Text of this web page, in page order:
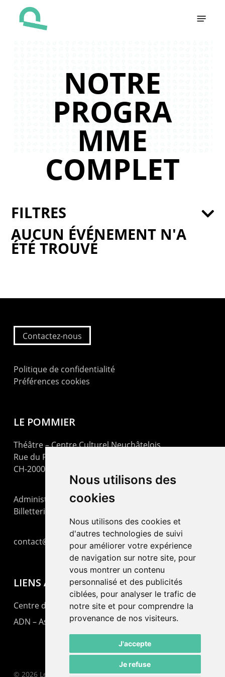
Nous utilisons des
cookies
Nous utilisons des cookies et
d'autres technologies de suivi
pour améliorer votre expérience
de navigation sur notre site, pour
vous montrer un contenu
personnalisé et des publicités
ciblées, pour analyser le trafic de
notre site et pour comprendre la
provenance de nos visiteurs.
J'accepte
Je refuse
NOTRE
PROGRA
MME
COMPLET
AUCUN ÉVÉNEMENT N'A
ÉTÉ TROUVÉ
FILTRES
Contactez-nous
Politique de confidentialité
Préférences cookies
LE POMMIER
Théâtre – Centre Culturel Neuchâtelois
Rue du Pommier 9
CH-2000 Neuchâtel
Administration : +41 32 725 03 03
Billetterie : +41 32 725 05 05
contact@lepommier.ch
LIENS AMIS
Centre de culture ABC
ADN – Association Danse Neuchâtel
© 2026 Le Pommier.